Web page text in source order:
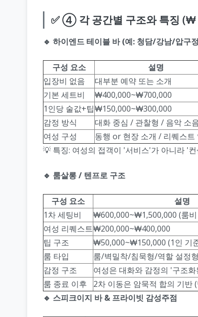
✅ ④ 각 공간별 구조와 특징 (₩
🔹 하이엔드 테이블 바 (예: 청담/강남/압구
구성 요소
설명
입장비 없음
대부분 예약 또는 소개
기본 세트비
₩400,000~₩700,000
1인당 술값+팁₩150,000~₩300,000
감정 방식
대화 중심 / 관찰형 / 음악 소
여성 구성
동행 or 현장 소개 / 리퀘스트
💡 특징: 여성의 접객이 '서비스'가 아니라 '
🔹 룸살롱 / 텐프로 구조
구성 요소
설명
1차 세팅비
₩600,000~₩1,500,000 (룸비
여성 리퀘스트₩200,000~₩400,000
팁 구조
₩50,000~₩150,000 (1인 기
룸 타입
룸/벽밀착/침묵형/역할 설정형
감정 구조
여성은 대화와 감정의 '구조
룸 종료 이후
2차 이동은 암묵적 합의 기반
🔹 스피크이지 바 & 프라이빗 감성주점